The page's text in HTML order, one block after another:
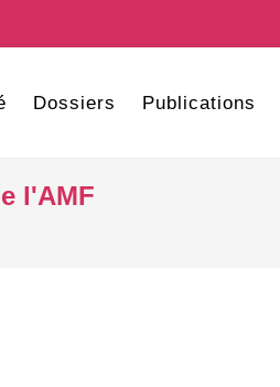
Dossiers Publications
l'AMF